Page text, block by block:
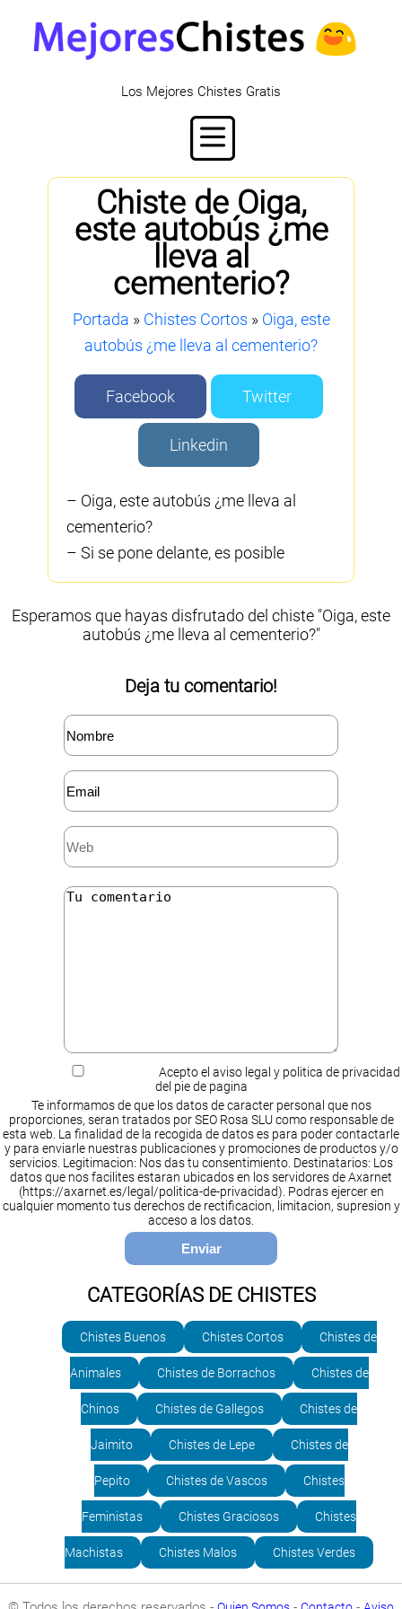
Los Mejores Chistes Gratis
Chiste de Oiga,
este autobús ¿me
lleva al
cementerio?
Portada » Chistes Cortos » Oiga, este
autobús ¿me lleva al cementerio?
Facebook Twitter
Linkedin
– Oiga, este autobús ¿me lleva al
cementerio?
– Si se pone delante, es posible
Esperamos que hayas disfrutado del chiste "Oiga, este
autobús ¿me lleva al cementerio?"
Deja tu comentario!
Acepto el aviso legal y politica de privacidad
del pie de pagina
Te informamos de que los datos de caracter personal que nos
proporciones, seran tratados por SEO Rosa SLU como responsable de
esta web. La finalidad de la recogida de datos es para poder contactarle
y para enviarle nuestras publicaciones y promociones de productos y/o
servicios. Legitimacion: Nos das tu consentimiento. Destinatarios: Los
datos que nos facilites estaran ubicados en los servidores de Axarnet
(https://axarnet.es/legal/politica-de-privacidad). Podras ejercer en
cualquier momento tus derechos de rectificacion, limitacion, supresion y
acceso a los datos.
CATEGORÍAS DE CHISTES
Chistes Buenos Chistes Cortos Chistes de
Animales Chistes de Borrachos Chistes de
Chinos Chistes de Gallegos Chistes de
Jaimito Chistes de Lepe Chistes de
Pepito Chistes de Vascos Chistes
Feministas Chistes Graciosos Chistes
Machistas Chistes Malos Chistes Verdes